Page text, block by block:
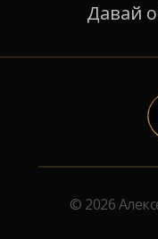
© 2026
Давай